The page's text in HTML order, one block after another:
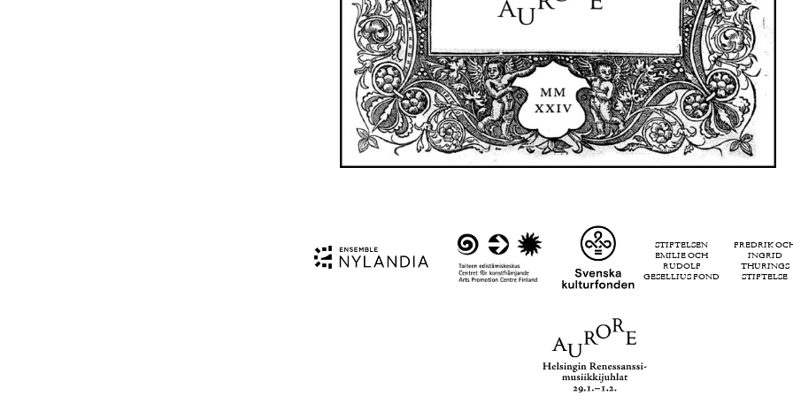
STIFTELSEN
EMILIE OCH
RUDOLF
GESELLIUS FOND
FREDRIK
INGRID
THURINGS
STIFTELSE